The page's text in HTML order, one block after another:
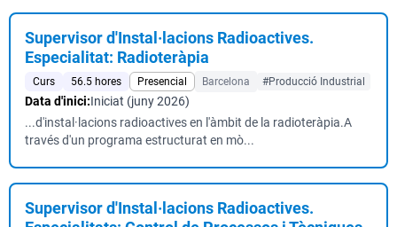
Supervisor d'Instal·lacions Radioactives.
Especialitat: Radioteràpia
Curs 56.5 hores Presencial Barcelona #Producció Industrial
Data d'inici:Iniciat (juny 2026)
...d'instal·lacions radioactives en l'àmbit de la radioteràpia.A
través d'un programa estructurat en mò...
Supervisor d'Instal·lacions Radioactives.